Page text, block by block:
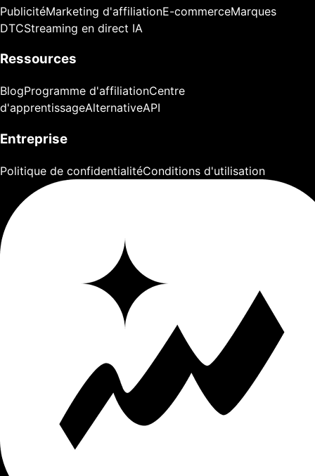
PublicitéMarketing d'affiliationE-commerceMarques
DTCStreaming en direct IA
Ressources
BlogProgramme d'affiliationCentre
d'apprentissageAlternativeAPI
Entreprise
Politique de confidentialitéConditions d'utilisation